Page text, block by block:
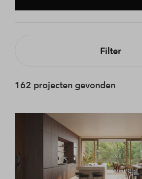
Filter
162 projecten gevonden